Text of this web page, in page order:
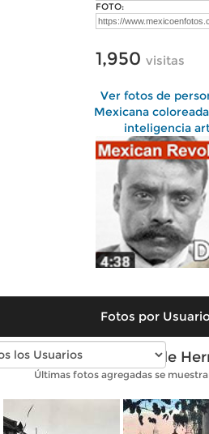
FOTO:
1,950 visitas
Ver fotos de
Mexicana
inteligencia
Fotos por
Fotos antiguas de
Últimas fotos agregadas se